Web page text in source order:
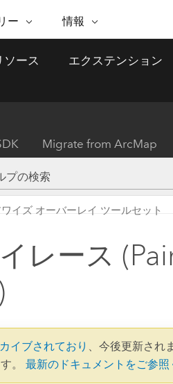
、共有
Esri ストア
Esri の ArcGIS
のイニシアティブ
フラストラクチャ管理
を活用して、最新の強靱で持続可能な未
プローチは、インフラストラクチャ プ
ェクトが周囲の環境とどのように関連
いるかをリーダーが理解するのに役立
す。
フラストラクチャ管理の探索
フサービス
ブログ
ュメント
Esri
ー
ーリー
グ
グローバルな GIS
ーの声
ArcNews
業界ニュー
のストーリー
情報
ESRI について
パートナー
採用情報
メディアおよびアナリス
ソース エクステンション
Migrate from ArcMap
イズ オーバーレイ ツールセット
レース
イブされており 、今後更新され
す。最新のドキュメントをご参照